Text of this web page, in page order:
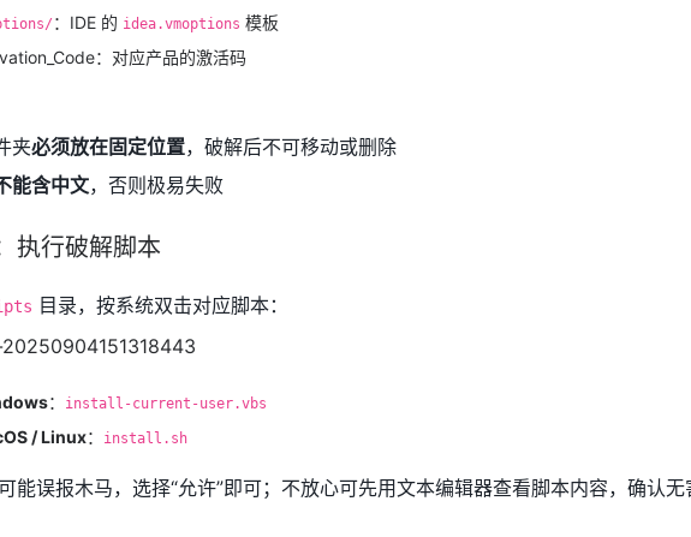
：IDE 的 idea.vmoptions 模板
：对应产品的激活码
夹必须放在固定位置，破解后不可移动或删除
能含中文，否则极易失败
执行破解脚本
目录，按系统双击对应脚本：
： install-current-user.vbs
/ Linux： install.sh
能误报木马，选择“允许”即可；不放心可先用文本编辑器查看脚本内容，确认无